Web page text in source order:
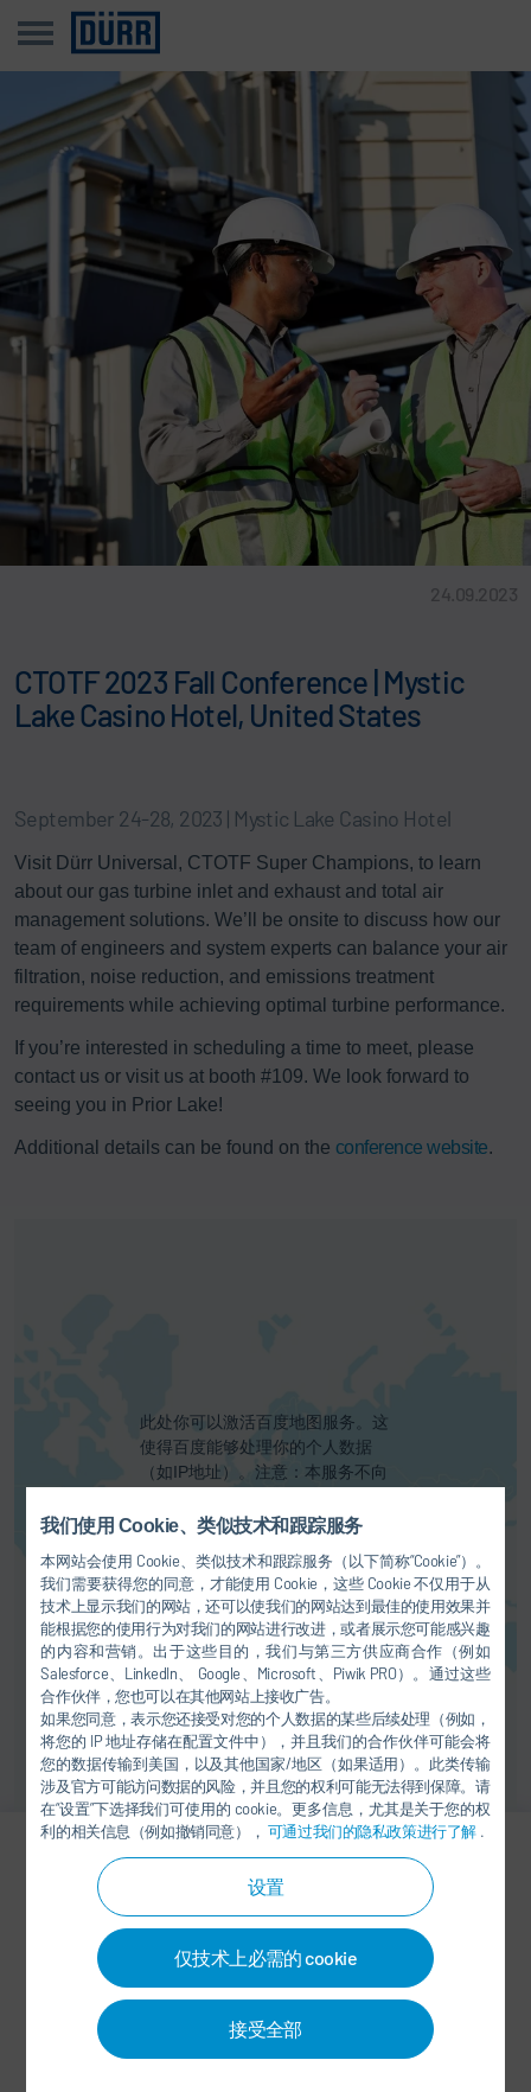
我们使用 Cookie、类似技术和跟踪服务
本网站会使用 Cookie、类似技术和跟踪服务（以下简称“Cookie”）。
我们需要获得您的同意，才能使用 Cookie，这些 Cookie 不仅用于从
技术上显示我们的网站，还可以使我们的网站达到最佳的使用效果并
能根据您的使用行为对我们的网站进行改进，或者展示您可能感兴趣
的内容和营销。出于这些目的，我们与第三方供应商合作（例如
Salesforce、LinkedIn、 Google、Microsoft、Piwik PRO）。通过这些
合作伙伴，您也可以在其他网站上接收广告。
如果您同意，表示您还接受对您的个人数据的某些后续处理（例如，
将您的 IP 地址存储在配置文件中），并且我们的合作伙伴可能会将
您的数据传输到美国，以及其他国家/地区（如果适用）。此类传输
涉及官方可能访问数据的风险，并且您的权利可能无法得到保障。请
在“设置”下选择我们可使用的 cookie。更多信息，尤其是关于您的权
利的相关信息（例如撤销同意）， 可通过我们的隐私政策进行了解 .
设置
仅技术上必需的 cookie
接受全部
24.09.2023
CTOTF 2023 Fall Conference | Mystic
Lake Casino Hotel, United States
September 24-28, 2023 | Mystic Lake Casino Hotel
Visit Dürr Universal, CTOTF Super Champions, to learn
about our gas turbine inlet and exhaust and total air
management solutions. We’ll be onsite to discuss how our
team of engineers and system experts can balance your air
filtration, noise reduction, and emissions treatment
requirements while achieving optimal turbine performance.
If you’re interested in scheduling a time to meet, please
contact us or visit us at booth #109. We look forward to
seeing you in Prior Lake!
Additional details can be found on the conference website.
此处你可以激活百度地图服务。这
使得百度能够处理你的个人数据
（如IP地址）。注意：本服务不向
信息请参见我们的隐私政策。
同意
James Mitchell
DIRECTOR, SALES AND BUSINESS
DEVELOPMENT